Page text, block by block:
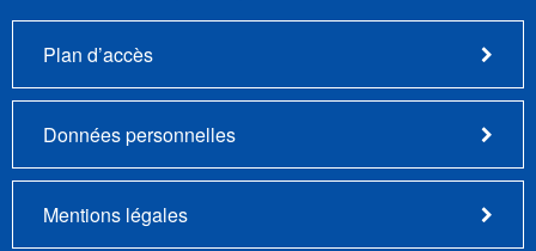
Plan d’accès
Données personnelles
Mentions légales